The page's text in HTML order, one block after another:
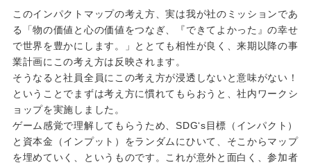
このインパクトマップの考え方、実は我が社のミッションであ
る「物の価値と心の価値をつなぎ、『できてよかった』の幸せ
で世界を豊かにします。」ととても相性が良く、来期以降の事
業計画にこの考え方は反映されます。
そうなると社員全員にこの考え方が浸透しないと意味がない！
ということでまずは考え方に慣れてもらおうと、社内ワークシ
ョップを実施しました。
ゲーム感覚で理解してもらうため、SDG‘s目標（インパクト）
と資本金（インプット）をランダムにひいて、そこからマップ
を埋めていく、というものです。これが意外と面白く、参加者